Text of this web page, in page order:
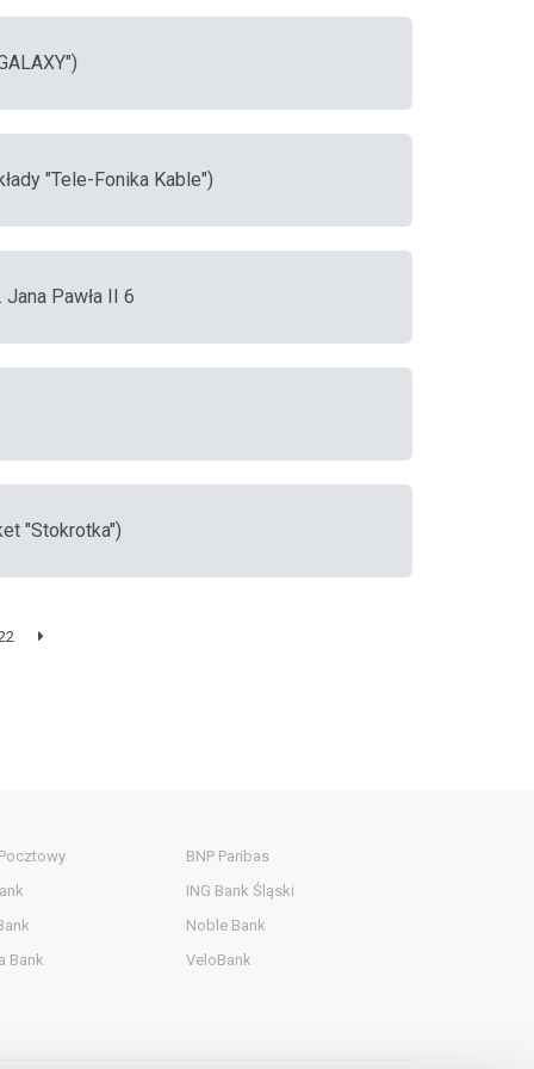
"Tele-Fonika Kable")
Pawła II 6
"Stokrotka")
BNP Paribas
ING Bank Śląski
Noble Bank
Bank
VeloBank